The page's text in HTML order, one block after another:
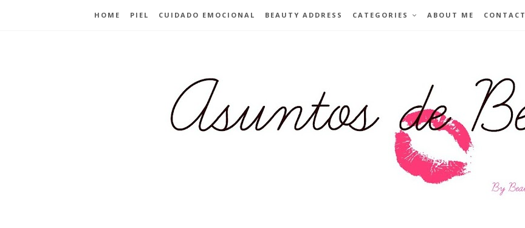
HOME PIEL CUIDADO EMOCIONAL BEAUTY ADDRESS CATEGORIES ABOUT ME CONTACT